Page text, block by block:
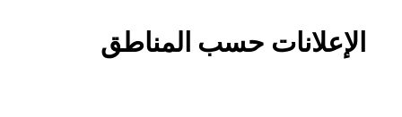
الإعلانات حسب المناطق